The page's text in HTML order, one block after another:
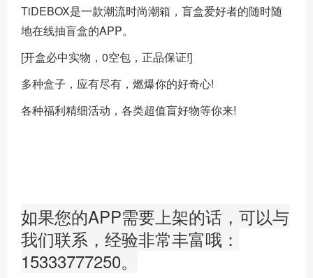
TiDEBOX是一款潮流时尚潮箱，盲盒爱好者的随时随
地在线抽盲盒的APP。
[开盒必中实物，0空包，正品保证!]
多种盒子，应有尽有，燃爆你的好奇心!
各种福利精细活动，各类超值盲好物等你来!
如果您的APP需要上架的话，可以与
我们联系，经验非常丰富哦：
15333777250。